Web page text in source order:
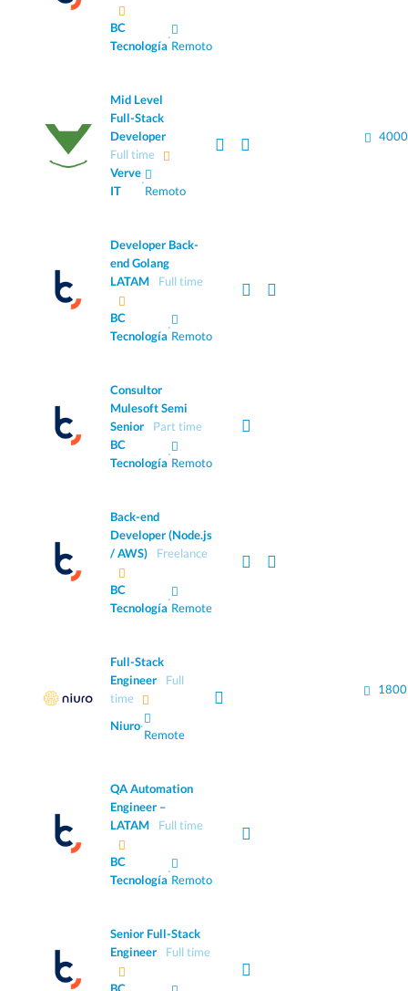
BC
Tecnología
·
Remoto
Mid Level
Full-Stack
Developer
Full time
Verve
IT
·
Remoto
Developer Back-
end Golang
LATAM
Full time
BC
Tecnología
·
Remoto
Consultor
Mulesoft Semi
Senior
Part time
BC
Tecnología
·
Remoto
Back-end
Developer (Node.js
/ AWS)
Freelance
BC
Tecnología
·
Remote
Full-Stack
Engineer
Full
time
Niuro·
Remote
QA Automation
Engineer –
LATAM
Full time
BC
Tecnología
·
Remoto
Senior Full-Stack
Engineer
Full time